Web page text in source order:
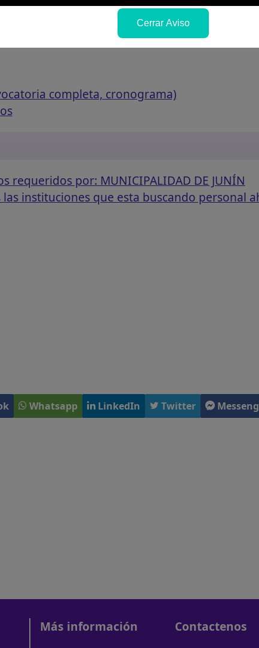
completa, cronograma)
requeridos por: MUNICIPALIDAD DE JUNÍN
instituciones que esta buscando personal
Whatsapp LinkedIn Twitter
Más información Contactenos
Cerrar Aviso